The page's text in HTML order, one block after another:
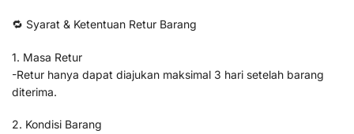
🔁 Syarat & Ketentuan Retur Barang
1. Masa Retur
-Retur hanya dapat diajukan maksimal 3 hari setelah barang
diterima.
2. Kondisi Barang